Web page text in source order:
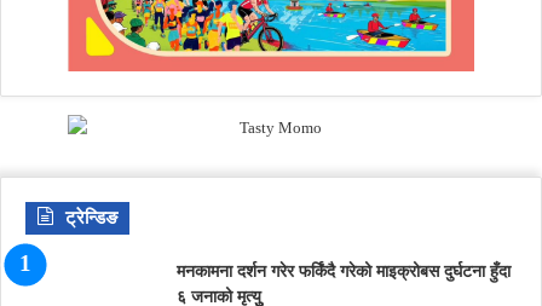
ट्रेन्डिङ
मनकामना दर्शन गरेर फर्किंदै गरेको माइक्रोबस दुर्घटना हुँदा
६ जनाको मृत्युु